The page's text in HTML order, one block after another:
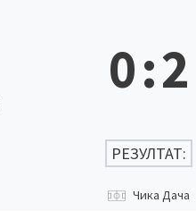
0:2
РЕЗУЛТАТ:
Чика Дача